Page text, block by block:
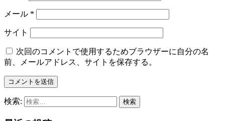
メール *
サイト
次回のコメントで使用するためブラウザーに自分の名
前、メールアドレス、サイトを保存する。
検索: